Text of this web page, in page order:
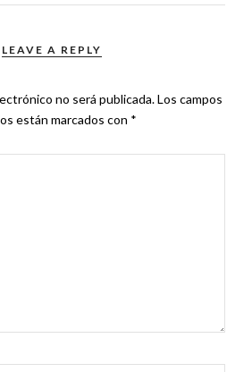
LEAVE A REPLY
no será publicada.Los campos
están marcados con *